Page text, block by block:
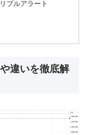
プルアラート
違いを徹底解